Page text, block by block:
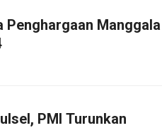
Penghargaan Manggala
PMI Turunkan